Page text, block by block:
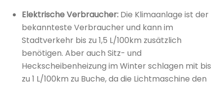
Elektrische Verbraucher: Die Klimaanlage ist der
bekannteste Verbraucher und kann im
Stadtverkehr bis zu 1,5 L/100km zusätzlich
benötigen. Aber auch Sitz- und
Heckscheibenheizung im Winter schlagen mit bis
zu 1 L/100km zu Buche, da die Lichtmaschine den